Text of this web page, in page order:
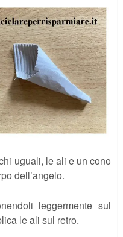
uguali, le ali e un cono
dell’angelo.
leggermente sul
le ali sul retro.